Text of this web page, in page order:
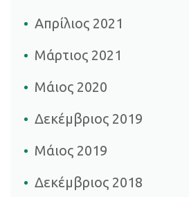
Απρίλιος 2021
Μάρτιος 2021
Μάιος 2020
Δεκέμβριος 2019
Μάιος 2019
Δεκέμβριος 2018